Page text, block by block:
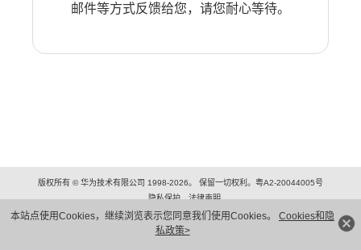
本站点使用Cookies，继续浏览表示您同意我们使用Cookies。 Cookies和隐
私政策>
邮件等方式反馈给您，请您耐心等待。
版权所有 © 华为技术有限公司 1998-2026。 保留一切权利。粤A2-20044005号
隐私保护
法律声明